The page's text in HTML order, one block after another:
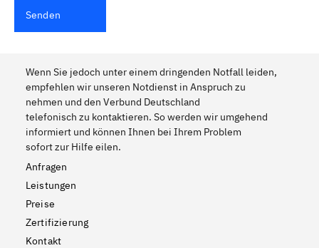
Senden
Wenn Sie jedoch unter einem dringenden Notfall leiden,
empfehlen wir unseren Notdienst in Anspruch zu
nehmen und den Verbund Deutschland
telefonisch zu kontaktieren. So werden wir umgehend
informiert und können Ihnen bei Ihrem Problem
sofort zur Hilfe eilen.
Anfragen
Leistungen
Preise
Zertifizierung
Kontakt